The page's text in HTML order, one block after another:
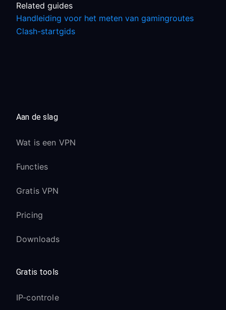
Related guides
Handleiding voor het meten van gamingroutes
Clash-startgids
Aan de slag
Wat is een VPN
Functies
Gratis VPN
Pricing
Downloads
Gratis tools
IP-controle